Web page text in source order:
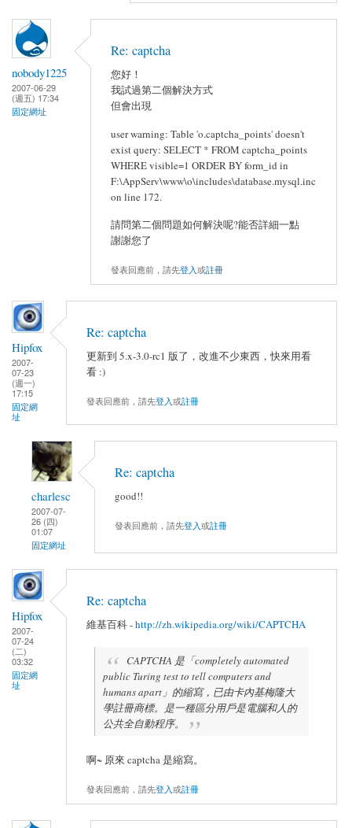
nobody1225
2007-06-29
(週五) 17:34
固定網址
Re: captcha
您好！
我試過第二個解決方式
但會出現
user warning: Table 'o.captcha_points' doesn't
exist query: SELECT * FROM captcha_points
WHERE visible=1 ORDER BY form_id in
F:\AppServ\www\o\includes\database.mysql.inc
on line 172.
請問第二個問題如何解決呢?能否詳細一點
謝謝您了
發表回應前，請先登入或註冊
Hipfox
2007-
07-23
(週一)
17:15
固定網
址
Re: captcha
更新到 5.x-3.0-rc1 版了，改進不少東西，快來用看
看 :)
發表回應前，請先登入或註冊
charlesc
2007-07-
26 (四)
01:07
固定網址
Re: captcha
good!!
發表回應前，請先登入或註冊
Hipfox
2007-
07-24
(二)
03:32
固定網
址
Re: captcha
維基百科 -http://zh.wikipedia.org/wiki/CAPTCHA
CAPTCHA 是「completely automated
public Turing test to tell computers and
humans apart」的縮寫，已由卡內基梅隆大
學註冊商標。是一種區分用戶是電腦和人的
公共全自動程序。
啊~ 原來 captcha 是縮寫。
發表回應前，請先登入或註冊